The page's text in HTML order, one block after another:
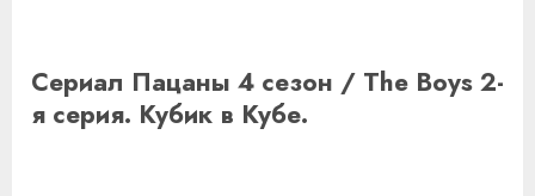
Сериал Пацаны 4 сезон / The Boys 2-
я серия. Кубик в Кубе.